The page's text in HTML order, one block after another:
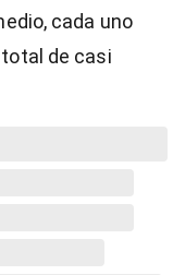
cada uno
total de casi